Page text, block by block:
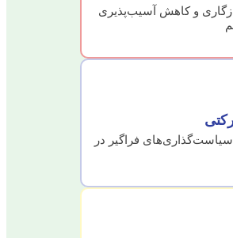
و کاهش آسیب‌پذیری
فراگیر در